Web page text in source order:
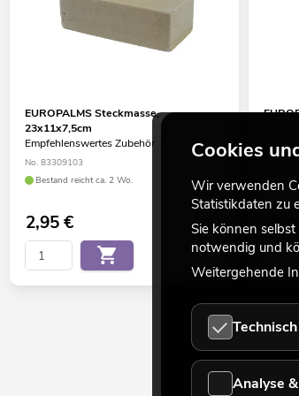
EUROPALMS Steckmasse,
23x11x7,5cm
Empfehlenswertes Zubehör
No. 83309103
Bestand reicht ca. 2 Wo.
2,95€
No.
Cookies
Wir verwenden
Statistikdaten zu
Sie können
notwendig und
Weitergehende
Analyse